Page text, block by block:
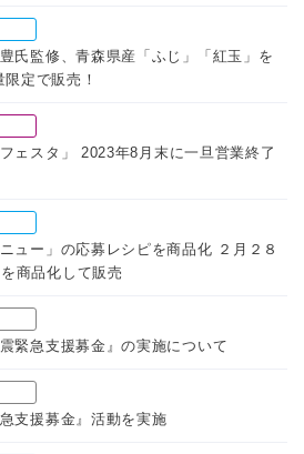
氏監修、青森県産「ふじ」「紅玉」を
定で販売！
ェスタ」 2023年8月末に一旦営業終了
ュー」の応募レシピを商品化 ２月２８
商品化して販売
緊急支援募金』の実施について
支援募金』活動を実施